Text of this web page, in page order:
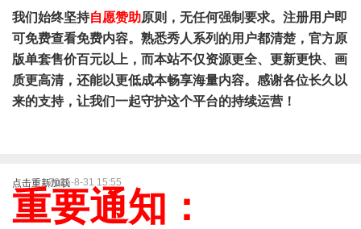
我们始终坚持自愿赞助原则，无任何强制要求。注册用户即
可免费查看免费内容。熟悉秀人系列的用户都清楚，官方原
版单套售价百元以上，而本站不仅资源更全、更新更快、画
质更高清，还能以更低成本畅享海量内容。感谢各位长久以
来的支持，让我们一起守护这个平台的持续运营！
点击重新加载2025-8-31 15:55
重要通知：